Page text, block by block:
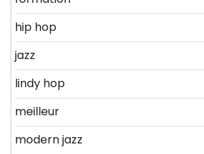
hip hop
jazz
lindy hop
meilleur
modern jazz